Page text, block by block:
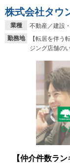
業種
不動産／建設
勤務地
【転居を伴う
ジング店舗の
株式会社タウ
【仲介件数ラ